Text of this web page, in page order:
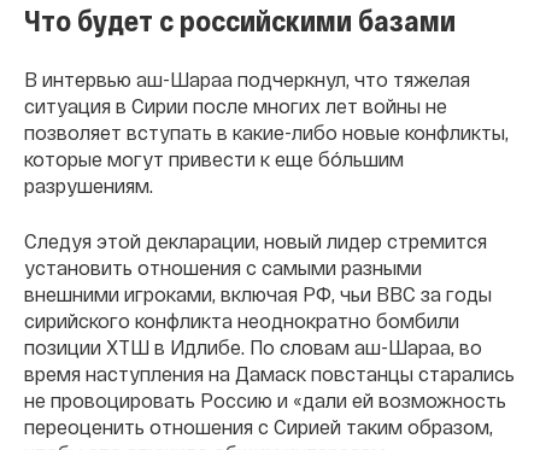
Что будет с российскими базами
В интервью аш-Шараа подчеркнул, что тяжелая
ситуация в Сирии после многих лет войны не
позволяет вступать в какие-либо новые конфликты,
которые могут привести к еще бóльшим
разрушениям.
Следуя этой декларации, новый лидер стремится
установить отношения с самыми разными
внешними игроками, включая РФ, чьи ВВС за годы
сирийского конфликта неоднократно бомбили
позиции ХТШ в Идлибе. По словам аш-Шараа, во
время наступления на Дамаск повстанцы старались
не провоцировать Россию и «дали ей возможность
переоценить отношения с Сирией таким образом,